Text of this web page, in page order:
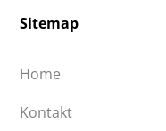
Sitemap
Home
Kontakt